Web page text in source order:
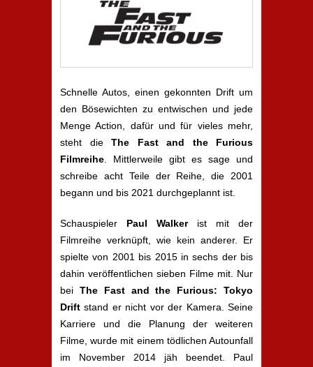
Schnelle Autos, einen gekonnten Drift um
den Bösewichten zu entwischen und jede
Menge Action, dafür und für vieles mehr,
steht die The Fast and the Furious
Filmreihe . Mittlerweile gibt es sage und
schreibe acht Teile der Reihe, die 2001
begann und bis 2021 durchgeplannt ist.
Schauspieler Paul Walkerist mit der
Filmreihe verknüpft, wie kein anderer. Er
spielte von 2001 bis 2015 in sechs der bis
dahin veröffentlichen sieben Filme mit. Nur
bei The Fast and the Furious: Tokyo
Drift stand er nicht vor der Kamera. Seine
Karriere und die Planung der weiteren
Filme, wurde mit einem tödlichen Autounfall
im November 2014 jäh beendet. Paul